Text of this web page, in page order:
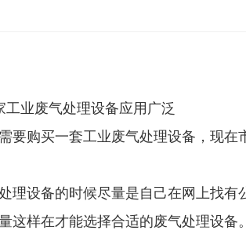
工业废气处理设备应用广泛
要购买一套工业废气处理设备，现
理设备的时候尽量是自己在网上找
这样在才能选择合适的废气处理设备。